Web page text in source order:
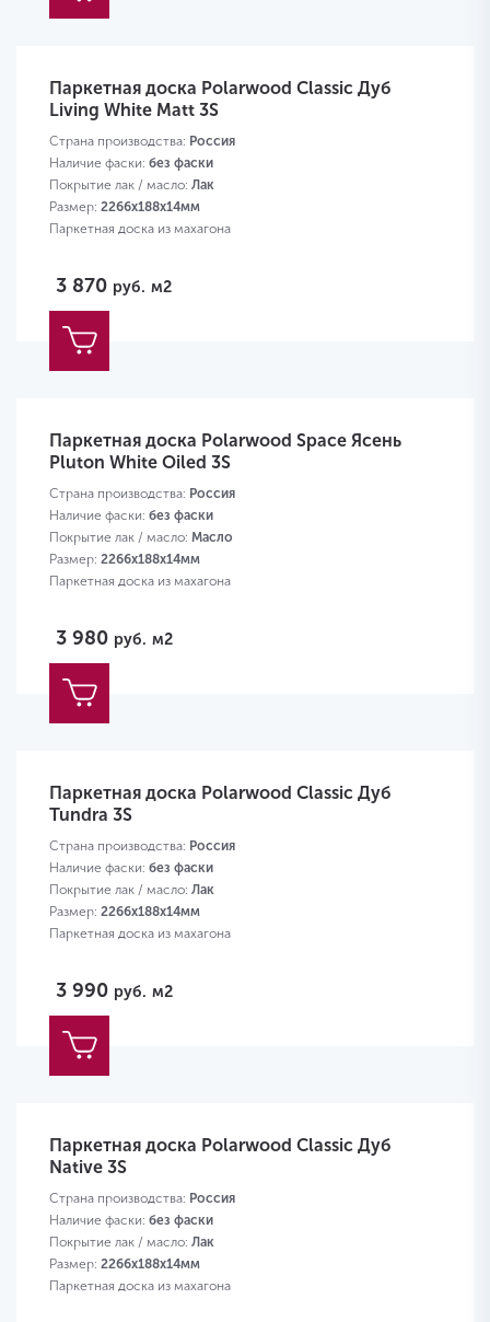
Паркетная доска Polarwood Classic Дуб
Living White Matt 3S
Страна производства: Россия
Наличие фаски: без фаски
Покрытие лак / масло: Лак
Размер: 2266х188х14мм
Паркетная доска из махагона
3 870 руб. м2
Паркетная доска Polarwood Space Ясень
Pluton White Oiled 3S
Страна производства: Россия
Наличие фаски: без фаски
Покрытие лак / масло: Масло
Размер: 2266х188х14мм
Паркетная доска из махагона
3 980 руб. м2
Паркетная доска Polarwood Classic Дуб
Tundra 3S
Страна производства: Россия
Наличие фаски: без фаски
Покрытие лак / масло: Лак
Размер: 2266х188х14мм
Паркетная доска из махагона
3 990 руб. м2
Паркетная доска Polarwood Classic Дуб
Native 3S
Страна производства: Россия
Наличие фаски: без фаски
Покрытие лак / масло: Лак
Размер: 2266х188х14мм
Паркетная доска из махагона